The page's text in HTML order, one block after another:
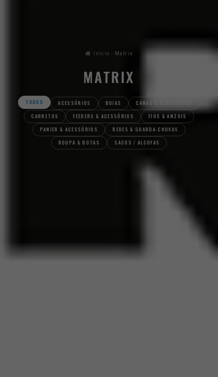
Início Matrix
MATRIX
TODOS ACESSÓRIOS BOIAS
CANAS & ACESSÓRIOS
CARRETOS
FEEDERS & ACESSÓRIOS
FIOS & ANZOIS
PANIER & ACESSÓRIOS
REDES & GUARDA-CHUVAS
ROUPA & BOTAS
SACOS / ALCOFAS